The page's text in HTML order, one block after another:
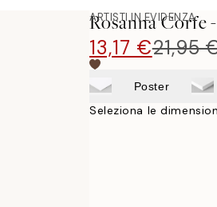
ARTISTI IN EVIDENZA
Rosanna Corfe
13,17 €21,95
Poster
Seleziona le